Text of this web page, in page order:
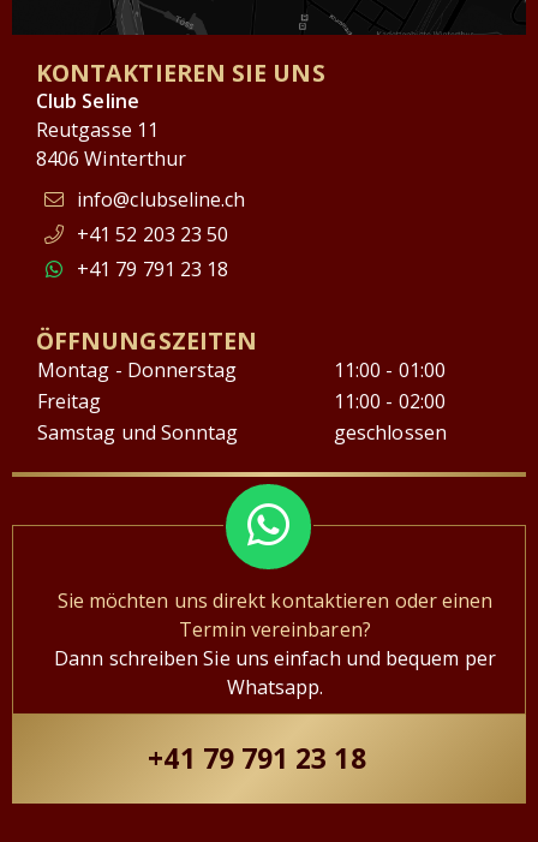
KONTAKTIEREN SIE UNS
Club Seline
Reutgasse 11
8406 Winterthur
info@clubseline.ch
+41 52 203 23 50
+41 79 791 23 18
ÖFFNUNGSZEITEN
Montag - Donnerstag
11:00 - 01:00
Freitag
11:00 - 02:00
Samstag und Sonntag
geschlossen
Sie möchten uns direkt kontaktieren oder einen
Termin vereinbaren?
Dann schreiben Sie uns einfach und bequem per
Whatsapp.
+41 79 791 23 18